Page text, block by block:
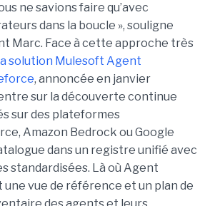
ne savions faire qu’avec
dans la boucle », souligne
Marc. Face à cette approche très
la solution Mulesoft Agent
, annoncée en janvier
sur la découverte continue
sur des plateformes
Amazon Bedrock ou Google
dans un registre unifié avec
standardisées. Là où Agent
vue de référence et un plan de